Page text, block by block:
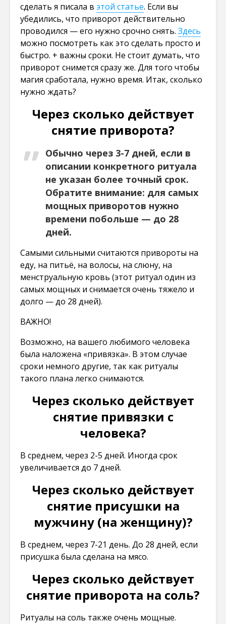
сделать я писала в этой статье. Если вы
убедились, что приворот действительно
проводился — его нужно срочно снять. Здесь
можно посмотреть как это сделать просто и
быстро. + важны сроки. Не стоит думать, что
приворот снимется сразу же. Для того чтобы
магия сработала, нужно время. Итак, сколько
нужно ждать?
Через сколько действует
снятие приворота?
Обычно через 3-7 дней, если в
описании конкретного ритуала
не указан более точный срок.
Обратите внимание: для самых
мощных приворотов нужно
времени побольше — до 28
дней.
Самыми сильными считаются привороты на
еду, на питьё, на волосы, на слюну, на
менструальную кровь (этот ритуал один из
самых мощных и снимается очень тяжело и
долго — до 28 дней).
ВАЖНО!
Возможно, на вашего любимого человека
была наложена «привязка». В этом случае
сроки немного другие, так как ритуалы
такого плана легко снимаются.
Через сколько действует
снятие привязки с
человека?
В среднем, через 2-5 дней. Иногда срок
увеличивается до 7 дней.
Через сколько действует
снятие присушки на
мужчину (на женщину)?
В среднем, через 7-21 день. До 28 дней, если
присушка была сделана на мясо.
Через сколько действует
снятие приворота на соль?
Ритуалы на соль также очень мощные.